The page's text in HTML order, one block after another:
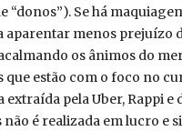
“donos”). Se há
aparentar menos prejuízo
os ânimos do
que estão com o foco no
extraída pela Uber, Rappi e
não é realizada em lucro e